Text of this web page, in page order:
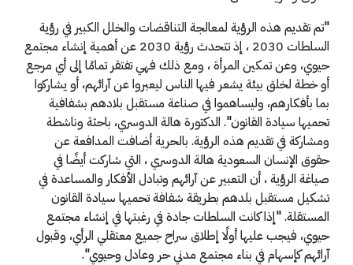
"تم تقديم هذه الرؤية لمعالجة التناقضات والخلل الكبير في رؤية
السلطات 2030 ، إذ تتحدث رؤية 2030 عن أهمية إنشاء مجتمع
حيوي، وعن تمكين المرأة ، ومع ذلك فهي تفتقر تمامًا إلى أي مرجع
أو خطة لخلق بيئة يشعر فيها الناس ليعبروا عن آرائهم، أو يشاركوا
بما بأفكارهم، وليساهموا في صناعة مستقبل بلادهم بشفافية
تحميها سيادة القانون". الدكتورة هالة الدوسري، باحثة وناشطة
ومشاركة في تقديم هذه الرؤية. بالحرية أضافت المدافعة عن
حقوق الإنسان السعودية هالة الدوسري ، التي شاركت أيضًا في
صياغة الرؤية ، أن التعبير عن آرائهم وتبادل الأفكار والمساعدة في
تشكيل مستقبل بلدهم بطريقة شفافة تحميها سيادة القانون
المستقلة. "إذا كانت السلطات جادة في رغبتها في إنشاء مجتمع
حيوي، فيجب عليها أولًا إطلاق سراح جميع معتقلي الرأي، وقبول
آرائهم كإسهام في بناء مجتمع مدني حر وعادل وحيوي".